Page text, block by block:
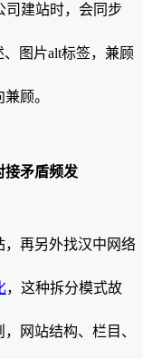
司建站时，会同步
图片alt标签，兼顾
顾。
接矛盾频发
，再另外找汉中网络
，这种拆分模式故
网站结构、栏目、